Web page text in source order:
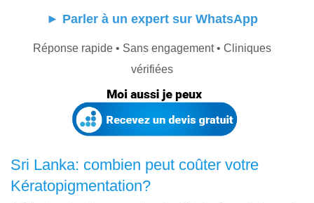
► Parler à un expert sur WhatsApp
Réponse rapide • Sans engagement • Cliniques
vérifiées
Sri Lanka: combien peut coûter votre
Kératopigmentation?